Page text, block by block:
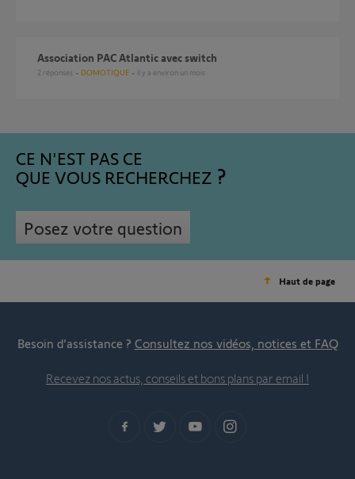
Association PAC Atlantic avec switch
2 réponses DOMOTIQUE il y a environ un mois
CE N'EST PAS CE
QUE VOUS RECHERCHEZ
Posez votre question
Haut de page
Besoin d’assistance ? Consultez nos vidéos, notices et FAQ
Recevez nos actus, conseils et bons plans par email !